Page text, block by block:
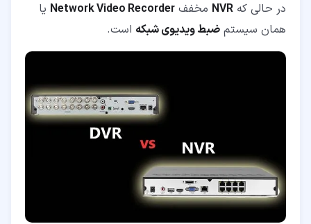
در حالی که NVR مخفف Network Video Recorder یا
همان سیستم ضبط ویدیوی شبکه است.